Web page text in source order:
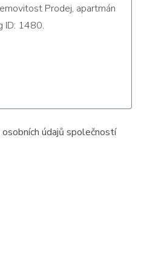
osobních údajů společností